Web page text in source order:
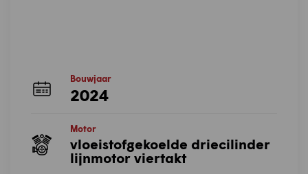
Bouwjaar
2024
Motor
vloeistofgekoelde driecilinder
lijnmotor viertakt